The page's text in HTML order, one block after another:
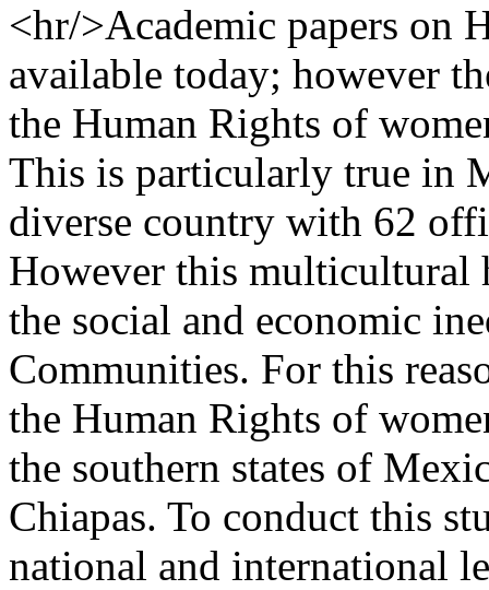
<hr/>Academic papers on
available today; however
the Human Rights of
This is particularly true in
diverse country with 62
However this multicultural
the social and economic
Communities. For this
the Human Rights of
the southern states of
Chiapas. To conduct this
national and international